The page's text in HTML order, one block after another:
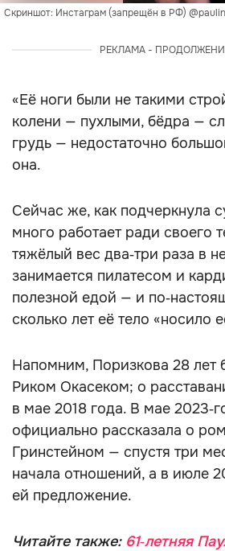
Скриншот: Инстаграм (запрещён в РФ)
РЕКЛАМА -
«Её ноги были не такими
колени — пухлыми, бёдра —
грудь — недостаточно
она.
Сейчас же, как подчеркнула
много работает ради своего
тяжёлый вес два‑три раза в
занимается пилатесом и
полезной едой — и
сколько лет её тело «носило
Напомним, Поризкова 28 лет
Риком Окасеком; о
в мае 2018 года. В мае
официально рассказала о
Гринстейном — спустя три
начала отношений, а в июле
ей предложение.
Читайте также: 61‑летняя